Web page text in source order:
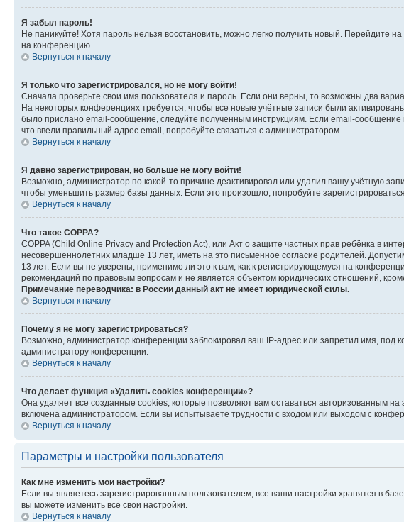
Я забыл пароль!
Не паникуйте! Хотя пароль нельзя восстановить, можно легко получить новый. Перейдите
на конференцию.
Вернуться к началу
Я только что зарегистрировался, но не могу войти!
Сначала проверьте свои имя пользователя и пароль. Если они верны, то возможны два
На некоторых конференциях требуется, чтобы все новые учётные записи были
было прислано email-сообщение, следуйте полученным инструкциям. Если email-
что ввели правильный адрес email, попробуйте связаться с администратором.
Вернуться к началу
Я давно зарегистрирован, но больше не могу войти!
Возможно, администратор по какой-то причине деактивировал или удалил вашу учётную
чтобы уменьшить размер базы данных. Если это произошло, попробуйте зарегистрироваться
Вернуться к началу
Что такое COPPA?
COPPA (Child Online Privacy and Protection Act), или Акт о защите частных прав ребёнка в
несовершеннолетних младше 13 лет, иметь на это письменное согласие родителей.
13 лет. Если вы не уверены, применимо ли это к вам, как к регистрирующемуся на
рекомендаций по правовым вопросам и не является объектом юридических отношений,
Примечание переводчика: в России данный акт не имеет юридической силы.
Вернуться к началу
Почему я не могу зарегистрироваться?
Возможно, администратор конференции заблокировал ваш IP-адрес или запретил имя, под
администратору конференции.
Вернуться к началу
Что делает функция «Удалить cookies конференции»?
Она удаляет все созданные cookies, которые позволяют вам оставаться авторизованным
включена администратором. Если вы испытываете трудности с входом или выходом с
Вернуться к началу
Параметры и настройки пользователя
Как мне изменить мои настройки?
Если вы являетесь зарегистрированным пользователем, все ваши настройки хранятся в
вы можете изменить все свои настройки.
Вернуться к началу